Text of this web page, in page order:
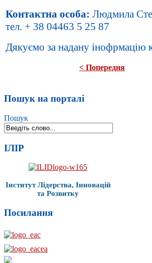
Контактна особа: Людмила
тел. + 38 04463 5 25 87
Дякуємо за надану інофрмацію
< Попередня
Пошук на порталі
Пошук
ІЛІР
Інститут Лідерства, Інновацій
та Розвитку
Посилання